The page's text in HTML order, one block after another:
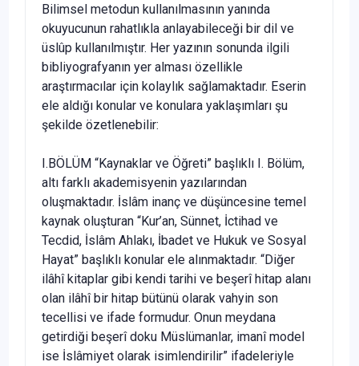
Bilimsel metodun kullanılmasının yanında
okuyucunun rahatlıkla anlayabileceği bir dil ve
üslûp kullanılmıştır. Her yazının sonunda ilgili
bibliyografyanın yer alması özellikle
araştırmacılar için kolaylık sağlamaktadır. Eserin
ele aldığı konular ve konulara yaklaşımları şu
şekilde özetlenebilir:
I.BÖLÜM “Kaynaklar ve Öğreti” başlıklı I. Bölüm,
altı farklı akademisyenin yazılarından
oluşmaktadır. İslâm inanç ve düşüncesine temel
kaynak oluşturan “Kur’an, Sünnet, İctihad ve
Tecdid, İslâm Ahlakı, İbadet ve Hukuk ve Sosyal
Hayat” başlıklı konular ele alınmaktadır. “Diğer
ilâhî kitaplar gibi kendi tarihi ve beşerî hitap alanı
olan ilâhî bir hitap bütünü olarak vahyin son
tecellisi ve ifade formudur. Onun meydana
getirdiği beşerî doku Müslümanlar, imanî model
ise İslâmiyet olarak isimlendirilir” ifadeleriyle